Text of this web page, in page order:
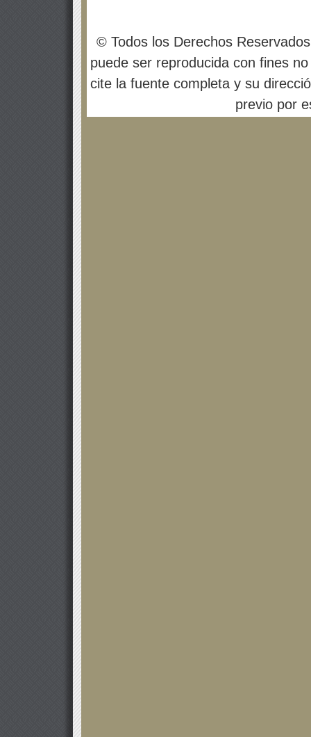
© Todos los Derechos
puede ser reproducida con fines
cite la fuente completa y su
previo por